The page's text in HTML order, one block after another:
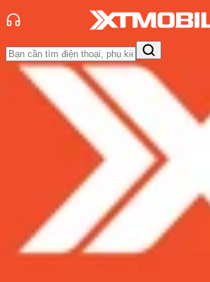
Trang chủ
Tin tức
Tin Mới
Đánh Giá - Trên TaySo Sánh
Hỏi đáp App - Game
hàng - Sự kiện
Qualcomm sản xuất
cho đồng hồ thông
tranh trực tiếp với